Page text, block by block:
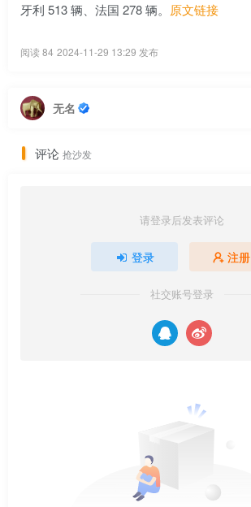
牙利 513 辆、法国 278 辆。 原文链接
阅读 84 2024-11-29 13:29 发布
无名
评论 抢沙发
请登录后发表评论
登录 注册
社交账号登录